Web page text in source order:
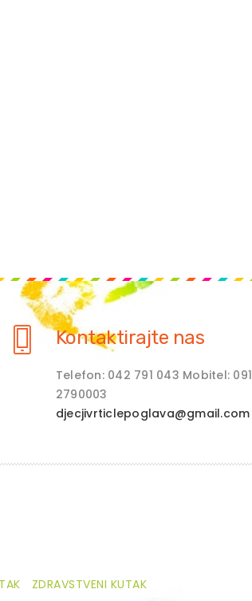
Kontaktirajte nas
Telefon: 042 791 043 Mobitel: 091
2790003
djecjivrticlepoglava@gmail.com
ZDRAVSTVENI KUTAK